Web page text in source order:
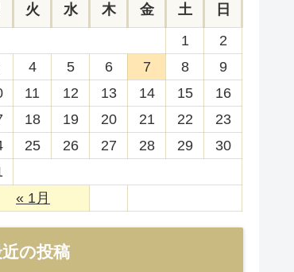
火 水 木 金 土 日
« 1月
1
2
4 5 6 7 8
9
11 12 13 14 15
16
18 19 20 21 22
23
25 26 27 28 29
30
の投稿